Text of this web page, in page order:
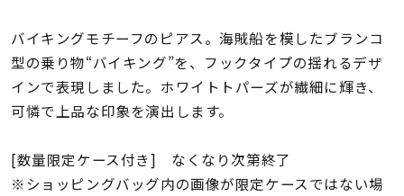
コレクション
リングサイズ
バイキングモチーフのピアス。海賊船を模したブランコ
型の乗り物“バイキング”を、フックタイプの揺れるデザ
インで表現しました。ホワイトトパーズが繊細に輝き、
可憐で上品な印象を演出します。
[数量限定ケース付き] なくなり次第終了
※ショッピングバッグ内の画像が限定ケースではない場